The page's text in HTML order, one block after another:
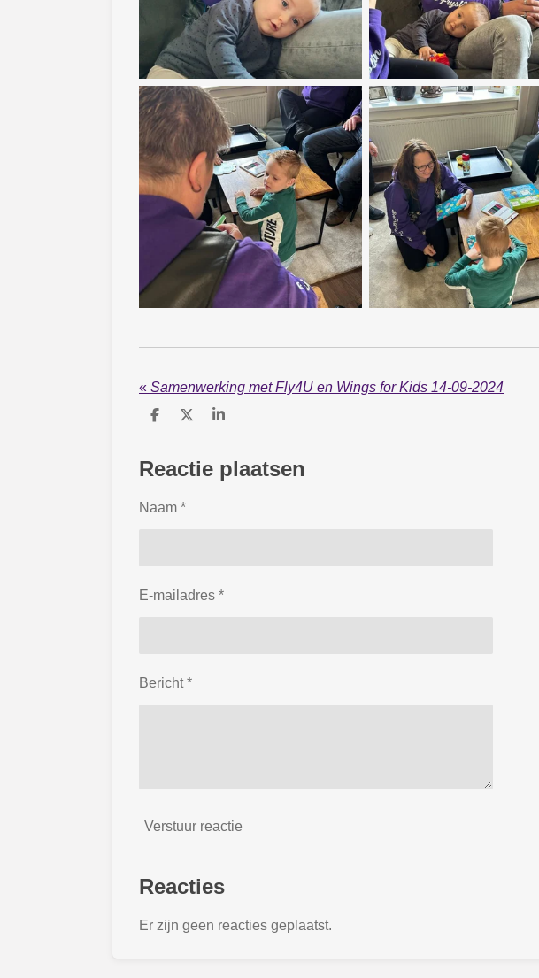
« Samenwerking met Fly4U en Wings for Kids 14-09-2024
D
e
n
D
l
S
r
e
Reactie plaatsen
Naam *
E-mailadres *
Bericht *
Verstuur reactie
Reacties
Er zijn geen reacties geplaatst.